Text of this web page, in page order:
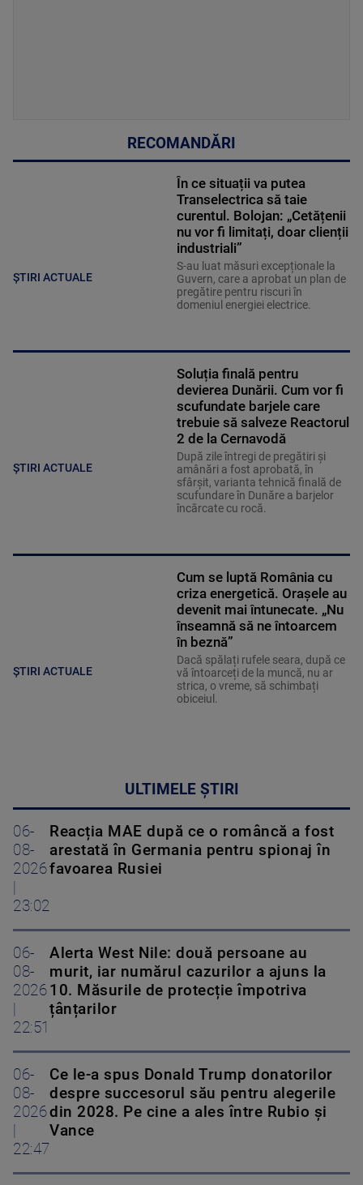
RECOMANDĂRI
ȘTIRI ACTUALE
În ce situații va putea
Transelectrica să taie
curentul. Bolojan: „Cetățenii
nu vor fi limitați, doar clienții
industriali”
S-au luat măsuri excepționale la
Guvern, care a aprobat un plan de
pregătire pentru riscuri în
domeniul energiei electrice.
ȘTIRI ACTUALE
Soluția finală pentru
devierea Dunării. Cum vor fi
scufundate barjele care
trebuie să salveze Reactorul
2 de la Cernavodă
După zile întregi de pregătiri și
amânări a fost aprobată, în
sfârșit, varianta tehnică finală de
scufundare în Dunăre a barjelor
încărcate cu rocă.
ȘTIRI ACTUALE
Cum se luptă România cu
criza energetică. Orașele au
devenit mai întunecate. „Nu
înseamnă să ne întoarcem
în beznă”
Dacă spălați rufele seara, după ce
vă întoarceți de la muncă, nu ar
strica, o vreme, să schimbați
obiceiul.
ULTIMELE ȘTIRI
06-
08-
2026
23:02
Reacția MAE după ce o româncă a fost
arestată în Germania pentru spionaj în
favoarea Rusiei
06-
08-
2026
22:51
Alerta West Nile: două persoane au
murit, iar numărul cazurilor a ajuns la
10. Măsurile de protecție împotriva
țânțarilor
06-
08-
2026
22:47
Ce le-a spus Donald Trump donatorilor
despre succesorul său pentru alegerile
din 2028. Pe cine a ales între Rubio și
Vance